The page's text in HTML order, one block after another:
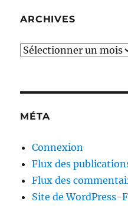
ARCHIVES
Archives
MÉTA
Connexion
Flux des
Flux des
Site de WordPress-